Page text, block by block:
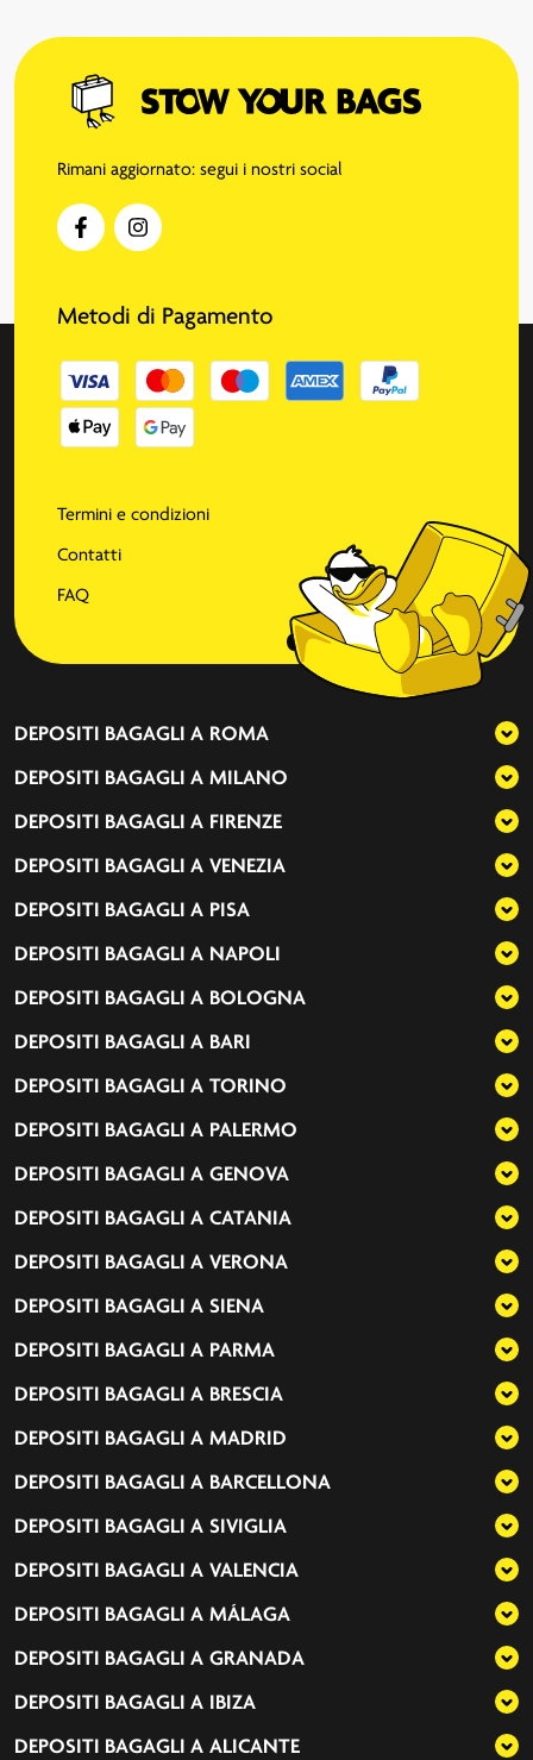
Rimani aggiornato: segui i nostri social
Metodi di Pagamento
Termini e condizioni
Contatti
FAQ
DEPOSITI BAGAGLI A ROMA
DEPOSITI BAGAGLI A MILANO
DEPOSITI BAGAGLI A FIRENZE
DEPOSITI BAGAGLI A VENEZIA
DEPOSITI BAGAGLI A PISA
DEPOSITI BAGAGLI A NAPOLI
DEPOSITI BAGAGLI A BOLOGNA
DEPOSITI BAGAGLI A BARI
DEPOSITI BAGAGLI A TORINO
DEPOSITI BAGAGLI A PALERMO
DEPOSITI BAGAGLI A GENOVA
DEPOSITI BAGAGLI A CATANIA
DEPOSITI BAGAGLI A VERONA
DEPOSITI BAGAGLI A SIENA
DEPOSITI BAGAGLI A PARMA
DEPOSITI BAGAGLI A BRESCIA
DEPOSITI BAGAGLI A MADRID
DEPOSITI BAGAGLI A BARCELLONA
DEPOSITI BAGAGLI A SIVIGLIA
DEPOSITI BAGAGLI A VALENCIA
DEPOSITI BAGAGLI A MÁLAGA
DEPOSITI BAGAGLI A GRANADA
DEPOSITI BAGAGLI A IBIZA
DEPOSITI BAGAGLI A ALICANTE